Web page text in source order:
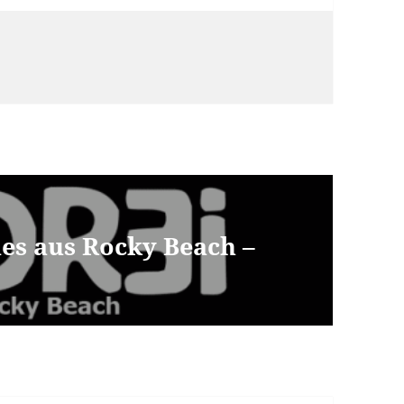
aus Rocky Beach –